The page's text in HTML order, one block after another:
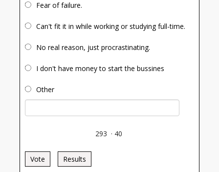
Fear of failure.
Can't fit it in while working or studying full-time.
No real reason, just procrastinating.
I don't have money to start the bussines
Other
293 · 40
Vote Results